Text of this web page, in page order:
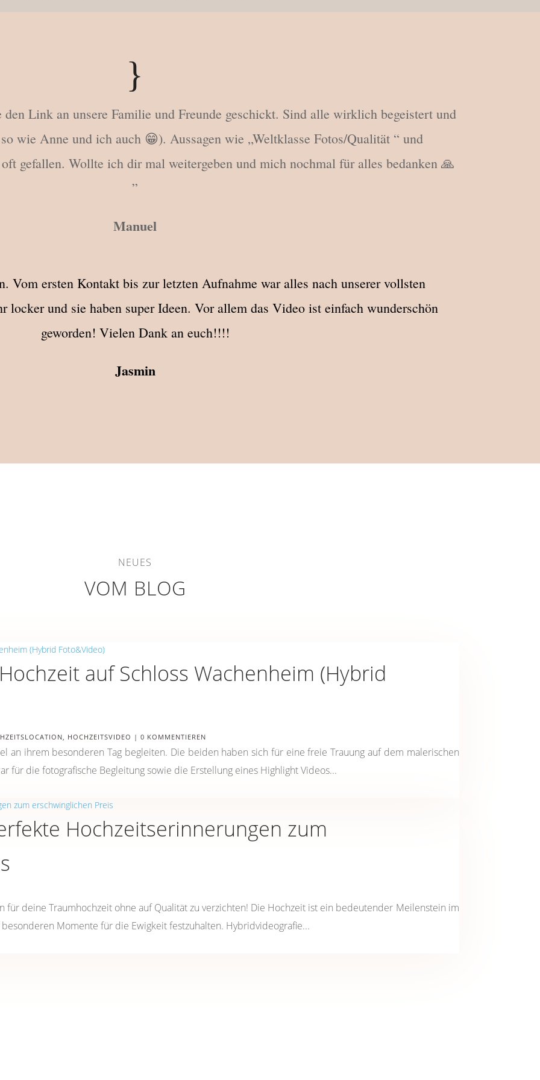
{
Link an unsere Familie und Freunde geschickt. Sind alle wirklich begeistert und
wie Anne und ich auch 😁). Aussagen wie „Weltklasse Fotos/Qualität “ und
gefallen. Wollte ich dir mal weitergeben und mich nochmal für alles bedanken 🙏
”
Manuel
Vom ersten Kontakt bis zur letzten Aufnahme war alles nach unserer vollsten
locker und sie haben super Ideen. Vor allem das Video ist einfach wunderschön
geworden! Vielen Dank an euch!!!!
Jasmin
NEUES
VOM BLOG
auf Schloss Wachenheim (Hybrid
, HOCHZEITSVIDEO | 0 KOMMENTIEREN
an ihrem besonderen Tag begleiten. Die beiden haben sich für eine freie Trauung auf dem malerischen
für die fotografische Begleitung sowie die Erstellung eines Highlight Videos...
Hochzeitserinnerungen zum
für deine Traumhochzeit ohne auf Qualität zu verzichten! Die Hochzeit ist ein bedeutender Meilenstein im
Momente für die Ewigkeit festzuhalten. Hybridvideografie...